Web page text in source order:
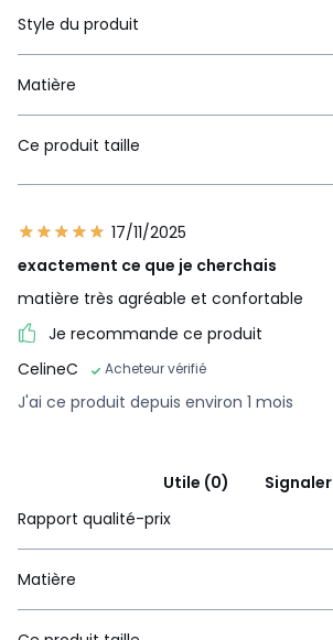
Style du produit
Matière
Ce produit taille
17/11/2025
exactement ce que je cherchais
matière très agréable et confortable
Je recommande ce produit
CelineC
Acheteur vérifié
J'ai ce produit depuis environ 1 mois
Utile (0)
Signaler
Rapport qualité-prix
Matière